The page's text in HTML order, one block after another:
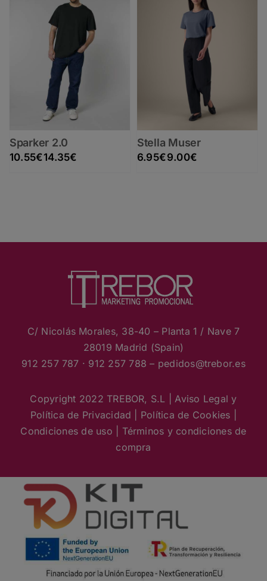
Sparker 2.0
10.55€14.35€
Stella Muser
6.95€9.00€
C/ Nicolás Morales, 38-40 – Planta 1 / Nave 7
28019 Madrid (Spain)
912 257 787 · 912 257 788 – pedidos@trebor.es
Copyright 2022 TREBOR, S.L | Aviso Legal y
Política de Privacidad
Política de Cookies
Condiciones de uso
Términos y condiciones de
compra